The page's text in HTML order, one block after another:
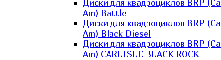
Диски для квадроциклов BRP
Am) Battle
Диски для квадроциклов BRP
Am) Black Diesel
Диски для квадроциклов BRP
Am) CARLISLE BLACK ROCK